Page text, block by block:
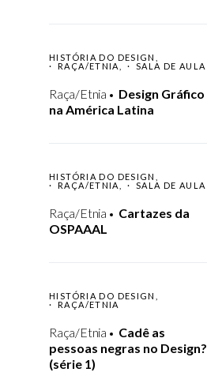
HISTÓRIA DO DESIGN
RAÇA/ETNIA
SALA DE AULA
Raça/Etnia
Design Gráfico
na América Latina
HISTÓRIA DO DESIGN
RAÇA/ETNIA
SALA DE AULA
Raça/Etnia
Cartazes da
OSPAAAL
HISTÓRIA DO DESIGN
RAÇA/ETNIA
Raça/Etnia
Cadê as
pessoas negras no Design?
(série 1)